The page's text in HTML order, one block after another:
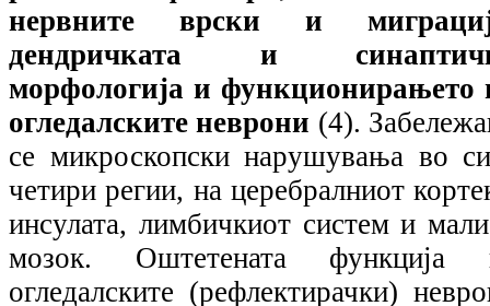
нервните врски и
дендричката и
морфологија и функционирањето
огледалските неврони (4).
се микроскопски нарушувања во
четири регии, на церебралниот
инсулата, лимбичкиот систем и
мозок. Оштетената функција
огледалските (рефлектирачки)